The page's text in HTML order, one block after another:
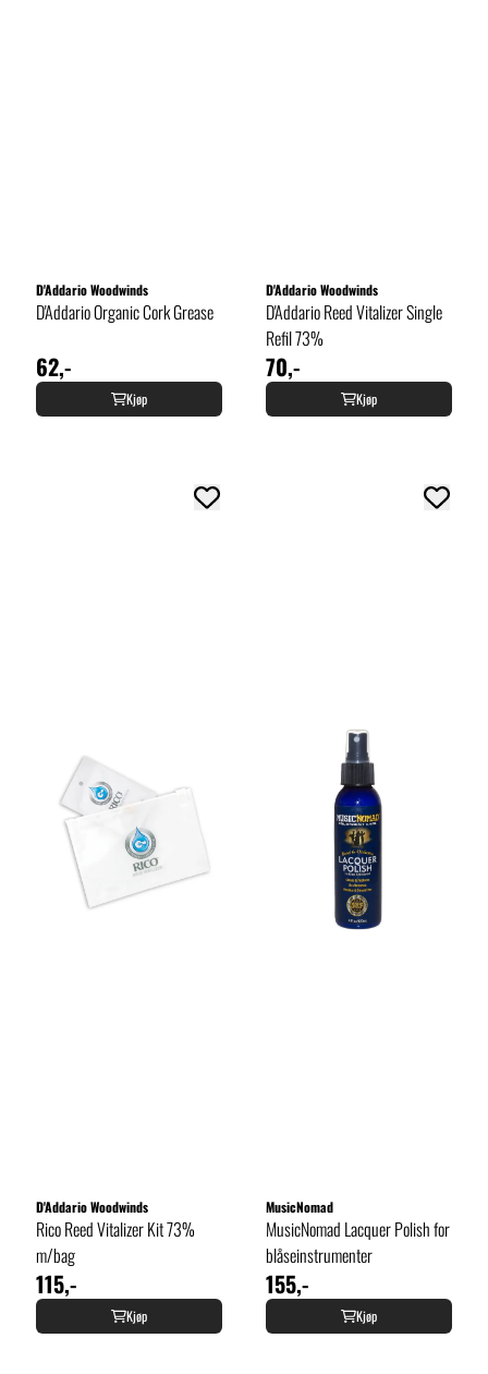
D'Addario Woodwinds
D'Addario Organic Cork Grease
62,-
Kjøp
D'Addario Woodwinds
D'Addario Reed Vitalizer Single
Refil 73%
70,-
Kjøp
D'Addario Woodwinds
Rico Reed Vitalizer Kit 73%
m/bag
115,-
Kjøp
MusicNomad
MusicNomad Lacquer Polish for
blåseinstrumenter
155,-
Kjøp